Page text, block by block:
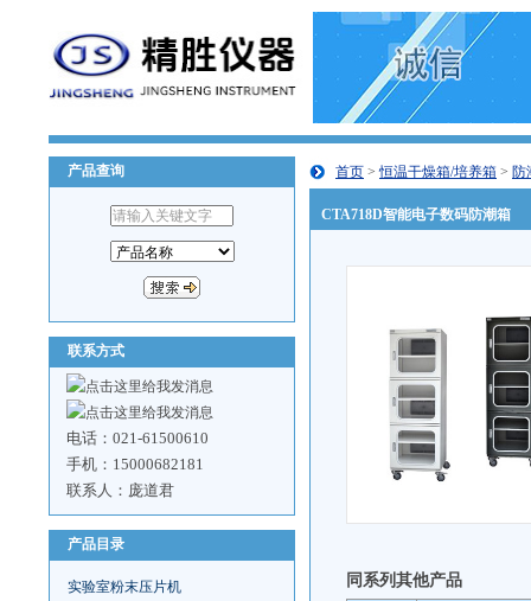
产品查询
联系方式
电话：021-61500610
手机：15000682181
联系人：庞道君
产品目录
实验室粉末压片机
首页 >恒温干燥箱/培养箱 > 防
CTA718D智能电子数码防潮箱
同系列其他产品